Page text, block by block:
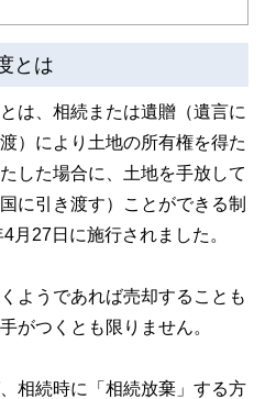
所」では、多くの人と多くの未来を一
思います。
とは
は、相続または遺贈（遺言に
）により土地の所有権を得た
した場合に、土地を手放して
に引き渡す）ことができる制
月27日に施行されました。
ようであれば売却することも
がつくとも限りません。
相続時に「相続放棄」する方